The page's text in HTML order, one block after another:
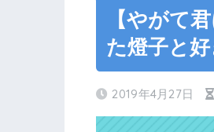
【やがて
た燈子と
2019年4月27日